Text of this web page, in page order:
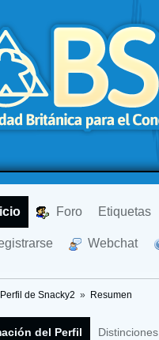
Foro Etiquetas
Webchat
Perfil de Snacky2 » Resumen
del Perfil Distinciones